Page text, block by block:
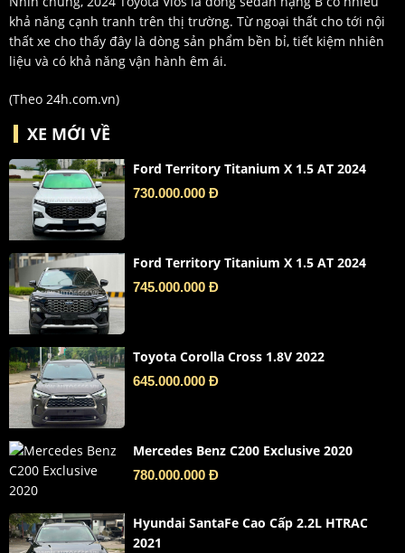
khả năng cạnh tranh trên thị trường. Từ ngoại thất cho tới nội
thất xe cho thấy đây là dòng sản phẩm bền bỉ, tiết kiệm nhiên
liệu và có khả năng vận hành êm ái.
(Theo 24h.com.vn)
XE MỚI VỀ
Ford Territory Titanium X 1.5 AT 2024
730.000.000 Đ
Ford Territory Titanium X 1.5 AT 2024
745.000.000 Đ
Toyota Corolla Cross 1.8V 2022
645.000.000 Đ
Mercedes Benz C200 Exclusive 2020
780.000.000 Đ
Hyundai SantaFe Cao Cấp 2.2L HTRAC
2021